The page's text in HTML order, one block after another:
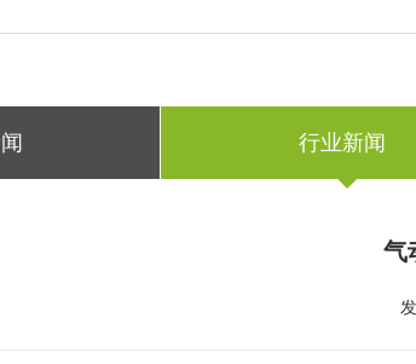
行业新闻
气